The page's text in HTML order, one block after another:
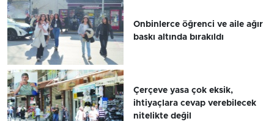
Onbinlerce öğrenci ve aile ağır
baskı altında bırakıldı
Çerçeve yasa çok eksik,
ihtiyaçlara cevap verebilecek
nitelikte değil